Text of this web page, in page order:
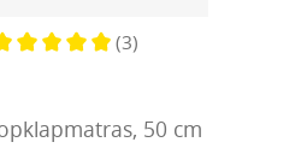
(3)
50 cm